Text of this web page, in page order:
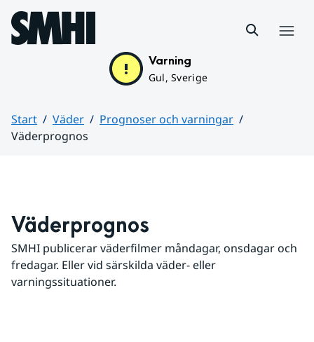
Hoppa till sidans innehåll
Varning
Gul, Sverige
Start Väder
Prognoser och varningar
Väderprognos
Väderprognos
SMHI publicerar väderfilmer måndagar, onsdagar och
fredagar. Eller vid särskilda väder- eller
varningssituationer.